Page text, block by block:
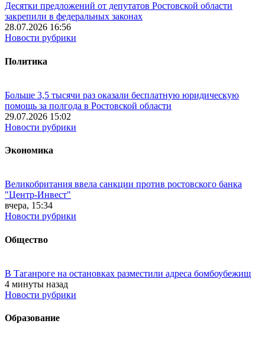
Десятки предложений от депутатов Ростовской области
закрепили в федеральных законах
28.07.2026 16:56
Новости рубрики
Политика
Больше 3,5 тысячи раз оказали бесплатную юридическую
помощь за полгода в Ростовской области
29.07.2026 15:02
Новости рубрики
Экономика
Великобритания ввела санкции против ростовского банка
"Центр-Инвест"
вчера, 15:34
Новости рубрики
Общество
В Таганроге на остановках разместили адреса бомбоубежищ
4 минуты назад
Новости рубрики
Образование